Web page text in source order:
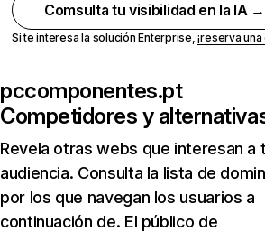
Comsulta tu visibilidad en la IA →
Si te interesa la solución Enterprise,¡reserva
pccomponentes.pt
Competidores y
Revela otras webs que interesan a
audiencia. Consulta la lista de
por los que navegan los usuarios a
continuación de. El público de